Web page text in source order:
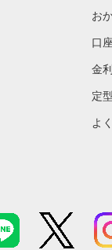
お
口
金
定
よ